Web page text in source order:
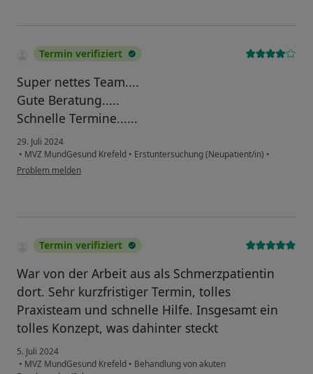
Termin verifiziert
Super nettes Team....
Gute Beratung.....
Schnelle Termine......
29. Juli 2024
• MVZ MundGesund Krefeld • Erstuntersuchung (Neupatient/in) •
Problem melden
Termin verifiziert
War von der Arbeit aus als Schmerzpatientin
dort. Sehr kurzfristiger Termin, tolles
Praxisteam und schnelle Hilfe. Insgesamt ein
tolles Konzept, was dahinter steckt
5. Juli 2024
• MVZ MundGesund Krefeld • Behandlung von akuten